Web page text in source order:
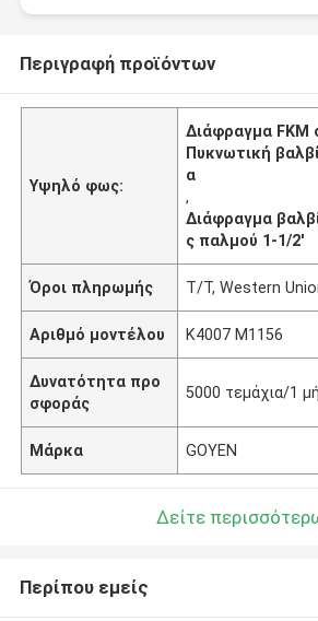
Περιγραφή προϊόντων
Υψηλό φως:
Διάφραγμα FKM
Πυκνωτική
α
,
Διάφραγμα
ς παλμού 1-1/2'
Όροι πληρωμής T/T, Western
Αριθμό μοντέλου Κ4007 M1156
Δυνατότητα προ
σφοράς
5000 τεμάχια/1
Μάρκα GOYEN
Δείτε
Περίπου εμείς